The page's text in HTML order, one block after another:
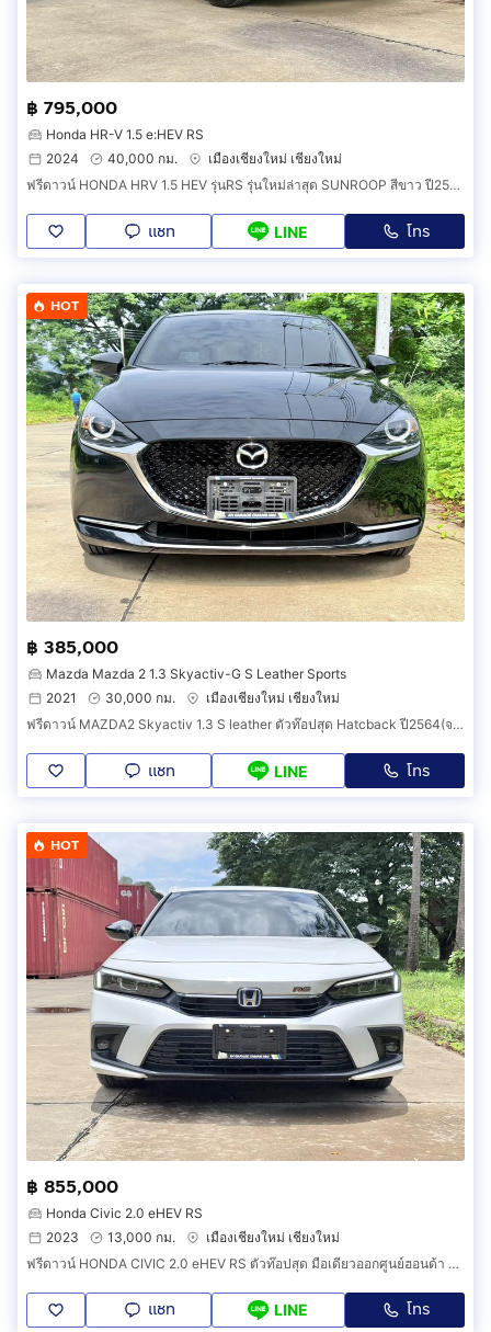
฿ 795,000
Honda HR-V 1.5 e:HEV RS
2024
40,000 กม.
เมืองเชียงใหม่ เชียงใหม่
ฟรีดาวน์ HONDA HRV 1.5 HEV รุ่นRS รุ่นใหม่ล่าสุด SUNROOP สีขาว ปี2567(จดทะเบียน2024) รถสวย วิ่งเพียง 40,000 กม เจ้าเดียวออกป้ายแดงศูนย์ฮอนด้า.
แชท LINE โทร
HOT
฿ 385,000
Mazda Mazda 2 1.3 Skyactiv-G S Leather Sports
2021
30,000 กม.
เมืองเชียงใหม่ เชียงใหม่
ฟรีดาวน์ MAZDA2 Skyactiv 1.3 S leather ตัวท๊อปสุด Hatcback ปี2564(จดทะเบียน2021) วิ่งเพียง 30,000 กม. มือเดียวป้ายแดง รถสวยมาก สีดำ.
แชท LINE โทร
HOT
฿ 855,000
Honda Civic 2.0 eHEV RS
2023
13,000 กม.
เมืองเชียงใหม่ เชียงใหม่
ฟรีดาวน์ HONDA CIVIC 2.0 eHEV RS ตัวท๊อปสุด มือเดียวออกศูนย์ฮอนด้า วิ่งน้อยมากเพียง 13,000 กม.สีขาว ปี2566(2023) สวยมากเหมือนรถใหม่.
แชท LINE โทร